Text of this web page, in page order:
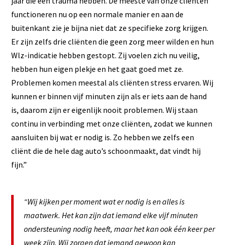
functioneren nu op een normale manier en aan de
buitenkant zie je bijna niet dat ze specifieke zorg krijgen.
Er zijn zelfs drie cliënten die geen zorg meer wilden en hun
Wlz-indicatie hebben gestopt. Zij voelen zich nu veilig,
hebben hun eigen plekje en het gaat goed met ze.
Problemen komen meestal als cliënten stress ervaren. Wij
kunnen er binnen vijf minuten zijn als er iets aan de hand
is, daarom zijn er eigenlijk nooit problemen. Wij staan
continu in verbinding met onze cliënten, zodat we kunnen
aansluiten bij wat er nodig is. Zo hebben we zelfs een
cliënt die de hele dag auto’s schoonmaakt, dat vindt hij
fijn.”
“Wij kijken per moment wat er nodig is en alles is
maatwerk. Het kan zijn dat iemand elke vijf minuten
ondersteuning nodig heeft, maar het kan ook één keer per
week zijn. Wij zorgen dat iemand gewoon kan